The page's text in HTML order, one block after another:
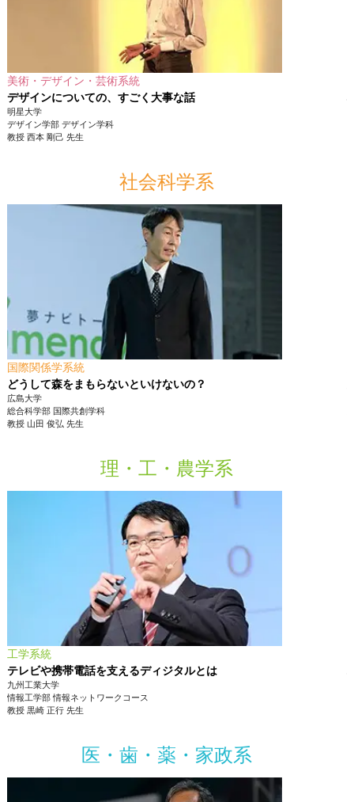
美術・デザイン・芸術系統
デザインについての、すごく大事な話
明星大学
デザイン学部 デザイン学科
教授 西本 剛己 先生
社会科学系
国際関係学系統
どうして森をまもらないといけないの？
広島大学
総合科学部 国際共創学科
教授 山田 俊弘 先生
理・工・農学系
工学系統
テレビや携帯電話を支えるディジタルとは
九州工業大学
情報工学部 情報ネットワークコース
教授 黒崎 正行先生
医・歯・薬・家政系